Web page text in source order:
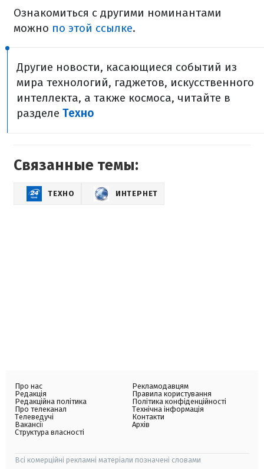
Ознакомиться с другими номинантами
можно по этой ссылке.
Другие новости, касающиеся событий из
мира технологий, гаджетов, искусственного
интеллекта, а также космоса, читайте в
разделе Техно
Связанные темы:
ТЕХНО ИНТЕРНЕТ
Про нас
Редакція
Редакційна політика
Про телеканал
Телеведучі
Вакансії
Структура власності
Рекламодавцям
Правила користування
Політика конфіденційності
Технічна інформація
Контакти
Архів
Всі комерційні рекламні матеріали позначені словами